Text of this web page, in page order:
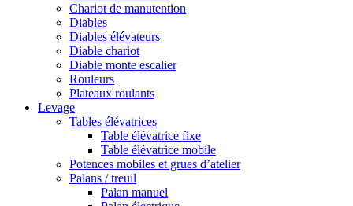
Chariot de manutention
Diables
Diables élévateurs
Diable chariot
Diable monte escalier
Rouleurs
Plateaux roulants
Levage
Tables élévatrices
Table élévatrice fixe
Table élévatrice mobile
Potences mobiles et grues d’atelier
Palans / treuil
Palan manuel